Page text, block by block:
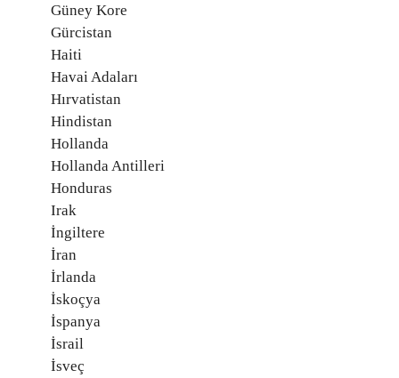
Güney Kore
Gürcistan
Haiti
Havai Adaları
Hırvatistan
Hindistan
Hollanda
Hollanda Antilleri
Honduras
Irak
İngiltere
İran
İrlanda
İskoçya
İspanya
İsrail
İsveç